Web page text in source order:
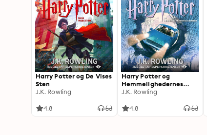
Harry Potter og De Vises
Sten
J.K. Rowling
4.8
Harry Potter og
Hemmelighedernes
Kammer
J.K. Rowling
4.8